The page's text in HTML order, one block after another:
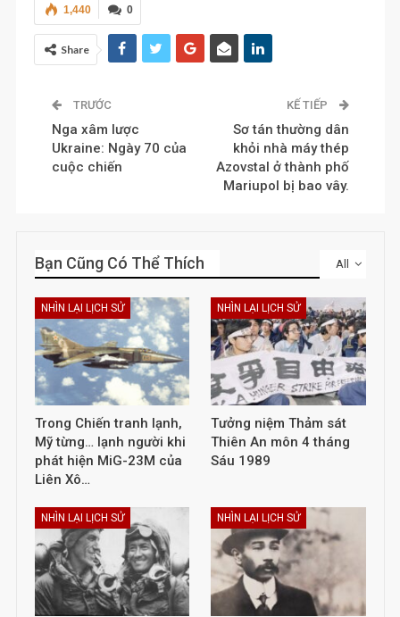
0
1,440
Share
TRƯỚC
Nga xâm lược
Ukraine: Ngày 70 của
cuộc chiến
KẾ TIẾP
Sơ tán thường dân
khỏi nhà máy thép
Azovstal ở thành phố
Mariupol bị bao vây.
All
Bạn Cũng Có Thể Thích
NHÌN LẠI LỊCH SỬ
Trong Chiến tranh lạnh,
Mỹ từng… lạnh người khi
phát hiện MiG-23M của
Liên Xô…
NHÌN LẠI LỊCH SỬ
Tưởng niệm Thảm sát
Thiên An môn 4 tháng
Sáu 1989
NHÌN LẠI LỊCH SỬ NHÌN LẠI LỊCH SỬ